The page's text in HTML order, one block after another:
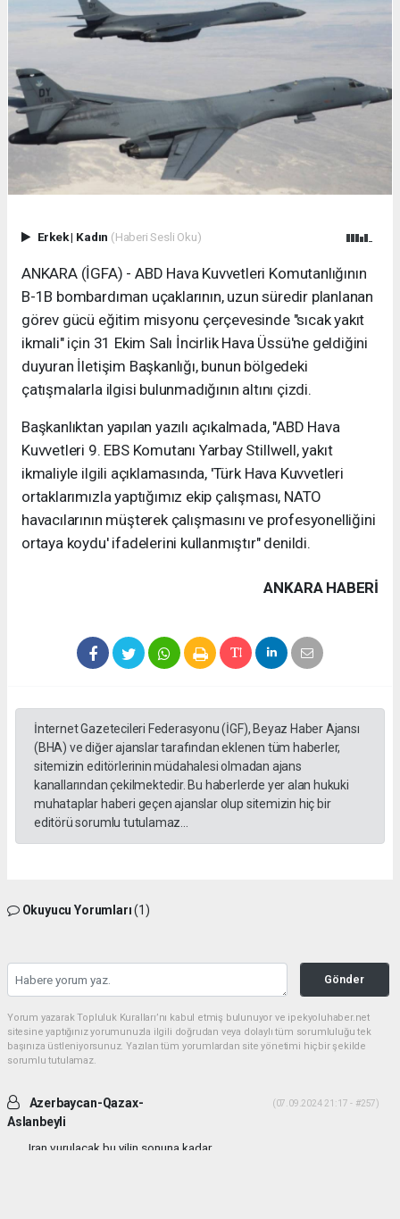
Erkek| Kadın (Haberi Sesli Oku)
ANKARA (İGFA) - ABD Hava Kuvvetleri Komutanlığının
B-1B bombardıman uçaklarının, uzun süredir planlanan
görev gücü eğitim misyonu çerçevesinde "sıcak yakıt
ikmali" için 31 Ekim Salı İncirlik Hava Üssü'ne geldiğini
duyuran İletişim Başkanlığı, bunun bölgedeki
çatışmalarla ilgisi bulunmadığının altını çizdi.
Başkanlıktan yapılan yazılı açıkalmada, "ABD Hava
Kuvvetleri 9. EBS Komutanı Yarbay Stillwell, yakıt
ikmaliyle ilgili açıklamasında, 'Türk Hava Kuvvetleri
ortaklarımızla yaptığımız ekip çalışması, NATO
havacılarının müşterek çalışmasını ve profesyonelliğini
ortaya koydu' ifadelerini kullanmıştır" denildi.
ANKARA HABERİ
İnternet Gazetecileri Federasyonu (İGF), Beyaz Haber Ajansı
(BHA) ve diğer ajanslar tarafından eklenen tüm haberler,
sitemizin editörlerinin müdahalesi olmadan ajans
kanallarından çekilmektedir. Bu haberlerde yer alan hukuki
muhataplar haberi geçen ajanslar olup sitemizin hiç bir
editörü sorumlu tutulamaz...
Okuyucu Yorumları(1)
Gönder
Yorum yazarak Topluluk Kuralları’nı kabul etmiş bulunuyor ve ipekyoluhaber.net
sitesine yaptığınız yorumunuzla ilgili doğrudan veya dolaylı tüm sorumluluğu tek
başınıza üstleniyorsunuz. Yazılan tüm yorumlardan site yönetimi hiçbir şekilde
sorumlu tutulamaz.
Azerbaycan-Qazax-
Aslanbeyli
(07.09.2024 21:17 - #257)
Iran vurulacak bu yilin sonuna kadar...